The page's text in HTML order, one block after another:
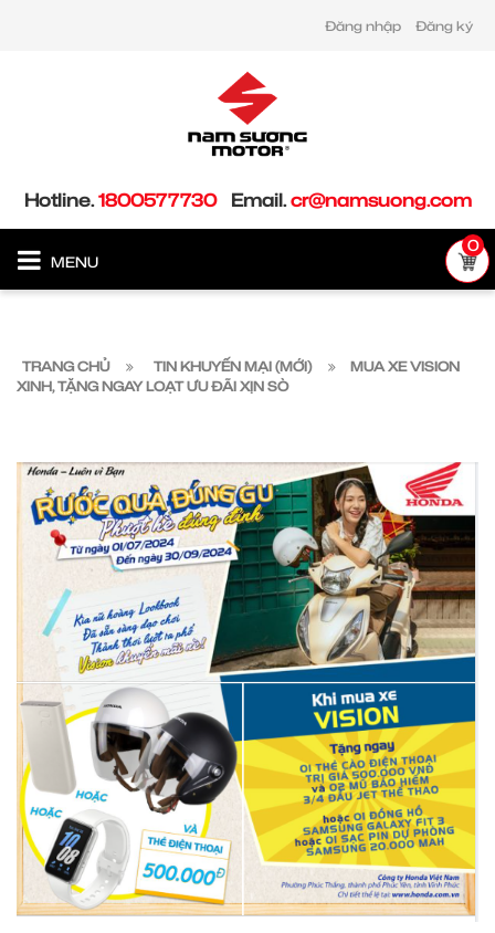
Đăng nhập Đăng ký
Hotline.1800577730 Email.cr@namsuong.com
MENU
0
TRANG CHỦ TIN KHUYẾN MẠI (MỚI)
MUA XE VISION
XINH, TẶNG NGAY LOẠT ƯU ĐÃI XỊN SÒ